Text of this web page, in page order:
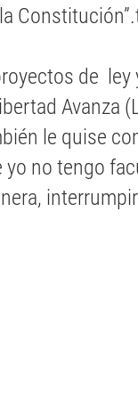
de ley
Avanza
le quise
yo no tengo